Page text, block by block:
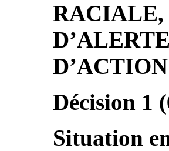
RACIALE,
Décision 1
Situation